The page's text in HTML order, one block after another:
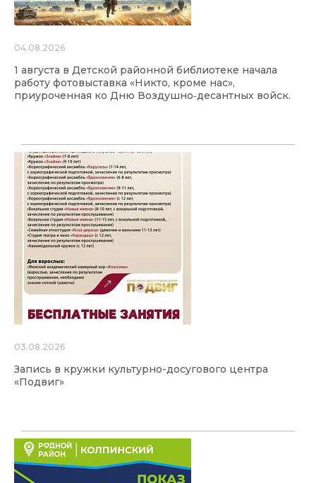
04.08.2026
1 августа в Детской районной библиотеке начала
работу фотовыставка «Никто, кроме нас»,
приуроченная ко Дню Воздушно‑десантных войск.
03.08.2026
Запись в кружки культурно-досугового центра
«Подвиг»